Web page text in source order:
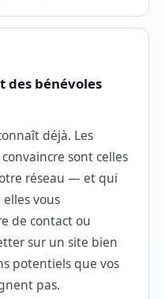
des bénévoles
déjà. Les
sont celles
réseau — et qui
vous
de contact ou
sur un site bien
potentiels que vos
pas.